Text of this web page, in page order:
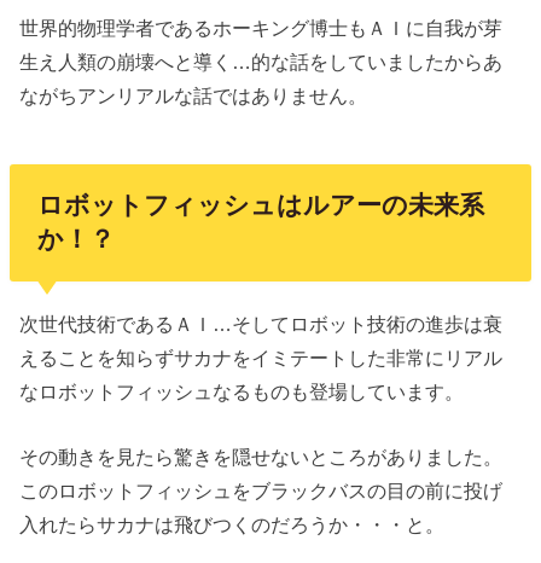
世界的物理学者であるホーキング博士もＡＩに自我が芽
生え人類の崩壊へと導く…的な話をしていましたからあ
ながちアンリアルな話ではありません。
ロボットフィッシュはルアーの未来系
か！？
次世代技術であるＡＩ…そしてロボット技術の進歩は衰
えることを知らずサカナをイミテートした非常にリアル
なロボットフィッシュなるものも登場しています。
その動きを見たら驚きを隠せないところがありました。
このロボットフィッシュをブラックバスの目の前に投げ
入れたらサカナは飛びつくのだろうか・・・と。